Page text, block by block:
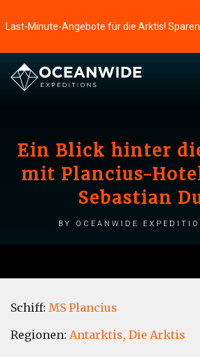
Ein Blick hinter
mit Plancius-
Sebastian
by Oceanwide
Schiff: MS Plancius
Regionen: Antarktis, Die Arktis